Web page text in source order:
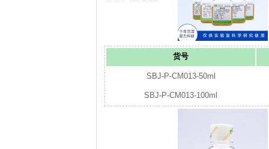
货号
SBJ-P-CM013-50ml
SBJ-P-CM013-100ml